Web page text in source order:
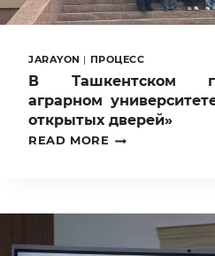
JARAYON | ПРОЦЕСС
В Ташкентском
аграрном
открытых дверей»
READ MORE
В
ПРОШЁЛ
ОТКРЫТЫХ